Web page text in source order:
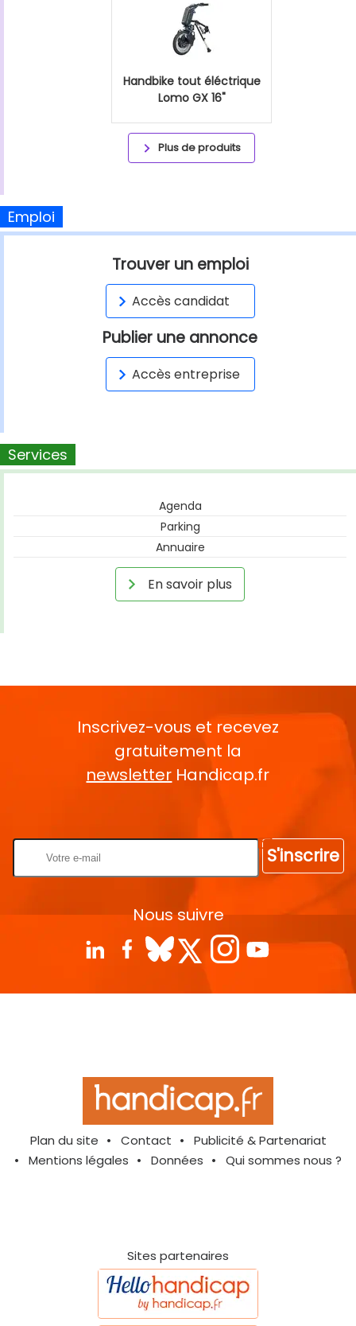
Handbike tout éléctrique
Lomo GX 16"
Plus de produits
Emploi
Trouver un emploi
Accès candidat
Publier une annonce
Accès entreprise
Services
Agenda
Parking
Annuaire
En savoir plus
Inscrivez-vous et recevez
gratuitement la
newsletter Handicap.fr
S'inscrire
Nous suivre
Plan du site Contact
Publicité & Partenariat
Mentions légales
Données Qui sommes nous ?
Sites partenaires